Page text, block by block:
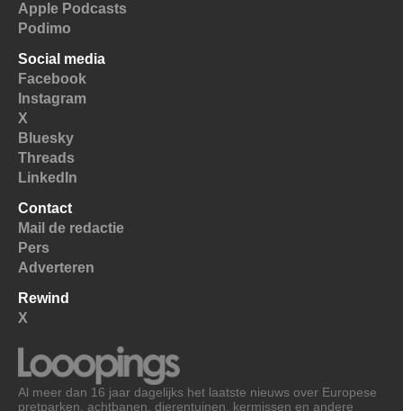
Apple Podcasts
Podimo
Social media
Facebook
Instagram
X
Bluesky
Threads
LinkedIn
Contact
Mail de redactie
Pers
Adverteren
Rewind
X
Al meer dan 16 jaar dagelijks het laatste nieuws over Europese
pretparken, achtbanen, dierentuinen, kermissen en andere